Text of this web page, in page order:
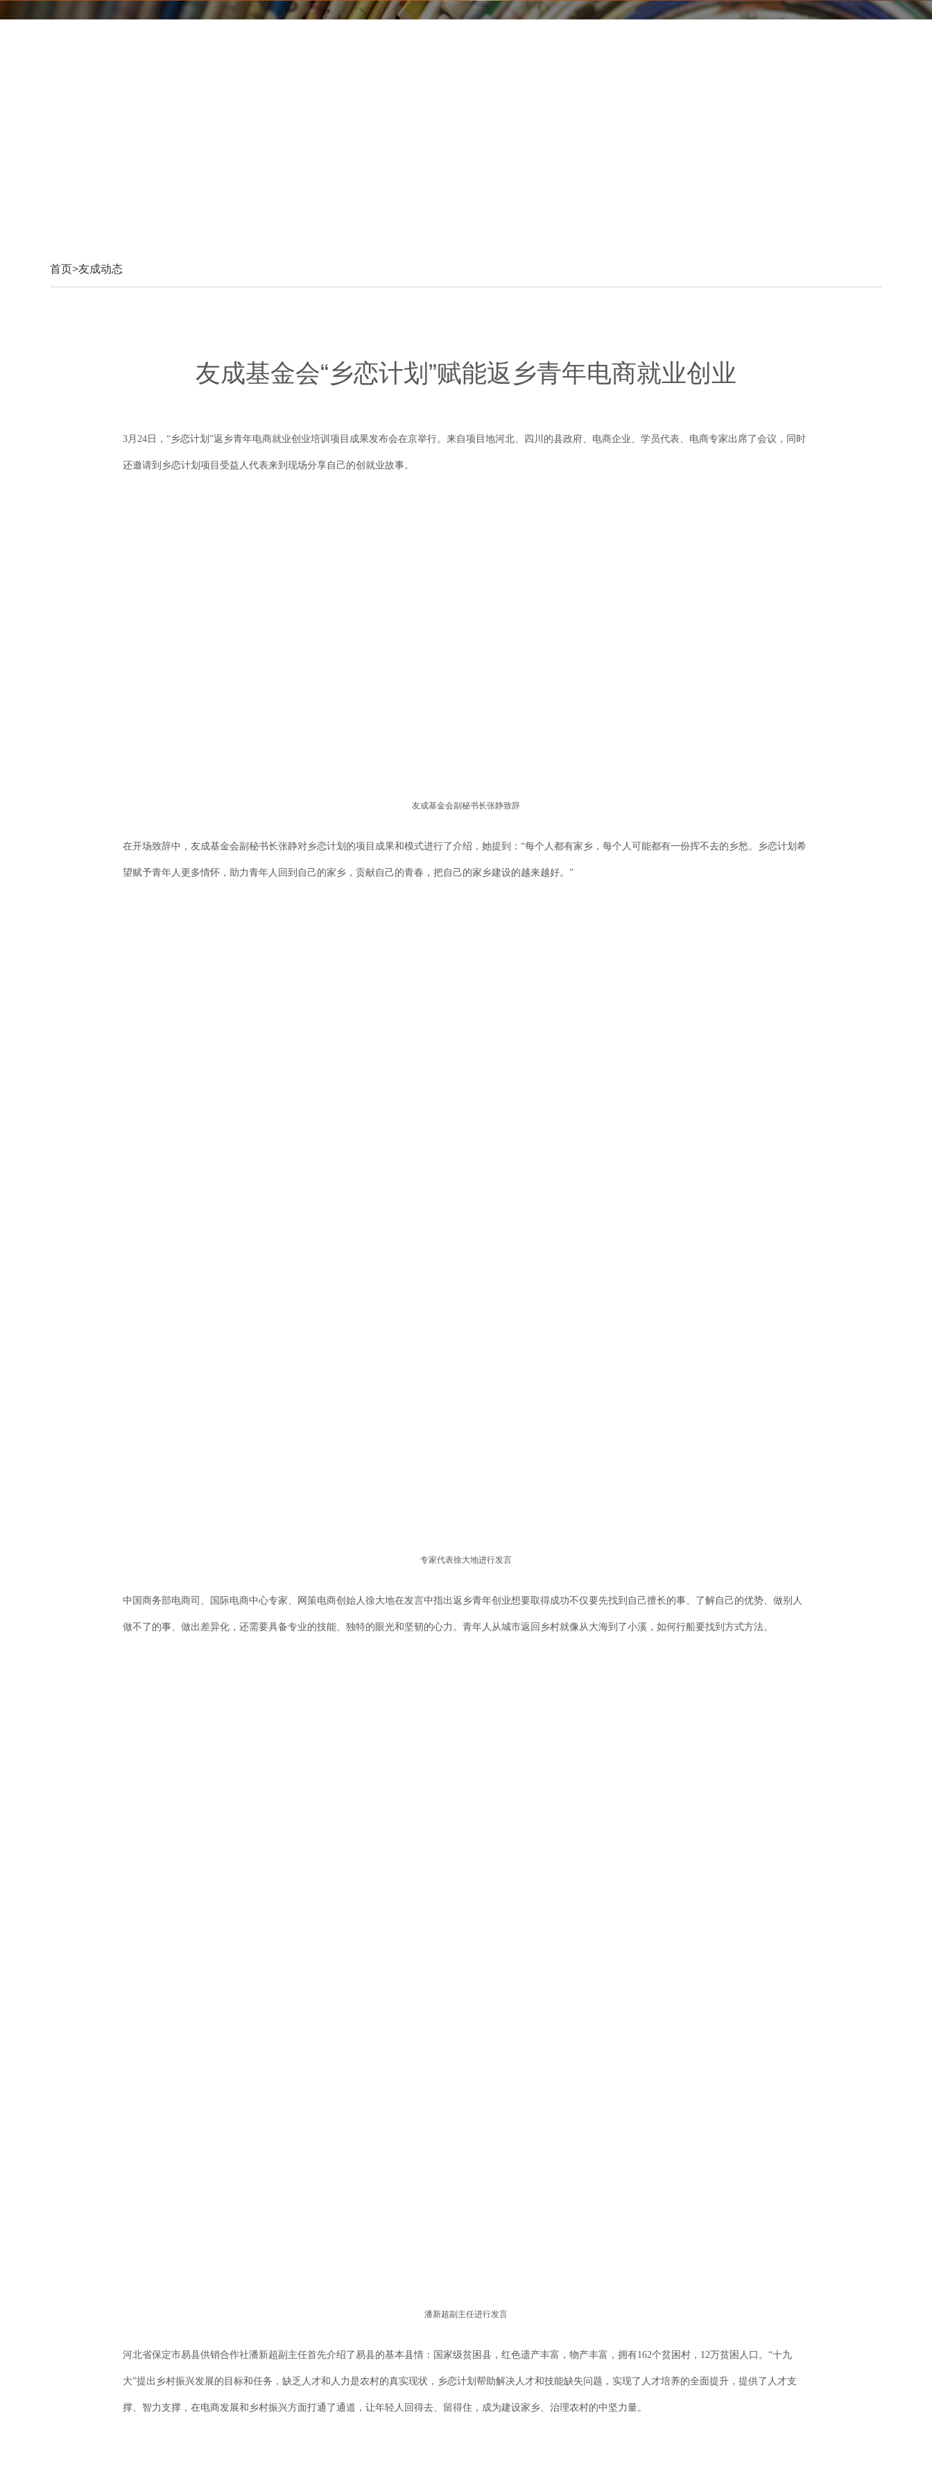
首页>友成动态
友成基金会“乡恋计划”赋能返乡青年电商就业创业
3月24日，“乡恋计划”返乡青年电商就业创业培训项目成果发布会在京举行。来自项目地河北、四川的县政府、电商企业、学员代表、电商专家出席了会议，同时
还邀请到乡恋计划项目受益人代表来到现场分享自己的创就业故事。
友成基金会副秘书长张静致辞
在开场致辞中，友成基金会副秘书长张静对乡恋计划的项目成果和模式进行了介绍，她提到：“每个人都有家乡，每个人可能都有一份挥不去的乡愁。乡恋计划希
望赋予青年人更多情怀，助力青年人回到自己的家乡，贡献自己的青春，把自己的家乡建设的越来越好。”
专家代表徐大地进行发言
中国商务部电商司、国际电商中心专家、网策电商创始人徐大地在发言中指出返乡青年创业想要取得成功不仅要先找到自己擅长的事、了解自己的优势、做别人
做不了的事、做出差异化，还需要具备专业的技能、独特的眼光和坚韧的心力。青年人从城市返回乡村就像从大海到了小溪，如何行船要找到方式方法。
潘新超副主任进行发言
河北省保定市易县供销合作社潘新超副主任首先介绍了易县的基本县情：国家级贫困县，红色遗产丰富，物产丰富，拥有162个贫困村，12万贫困人口。“十九
大”提出乡村振兴发展的目标和任务，缺乏人才和人力是农村的真实现状，乡恋计划帮助解决人才和技能缺失问题，实现了人才培养的全面提升，提供了人才支
撑、智力支撑，在电商发展和乡村振兴方面打通了通道，让年轻人回得去、留得住，成为建设家乡、治理农村的中坚力量。